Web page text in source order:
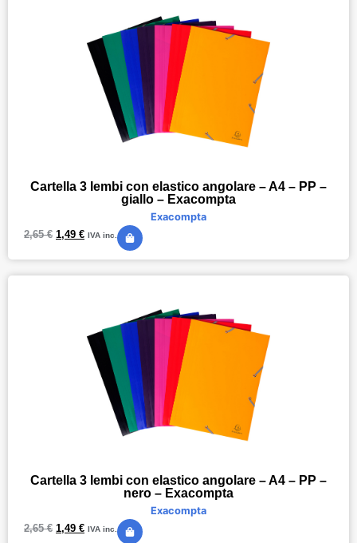
Cartella 3 lembi con elastico angolare – A4 – PP –
giallo – Exacompta
Exacompta
2,65€ 1,49 € IVA inc.
Cartella 3 lembi con elastico angolare – A4 – PP –
nero – Exacompta
Exacompta
2,65€ 1,49 € IVA inc.